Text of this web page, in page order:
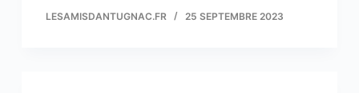
LESAMISDANTUGNAC.FR 25 SEPTEMBRE 2023